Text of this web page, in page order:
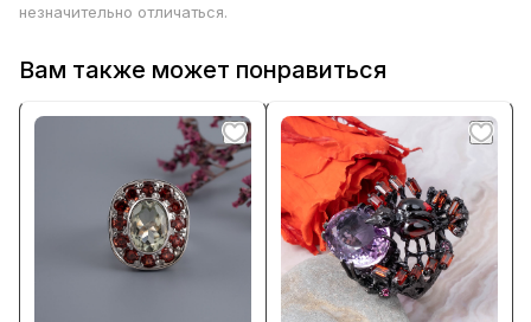
незначительно отличаться.
Вам также может понравиться